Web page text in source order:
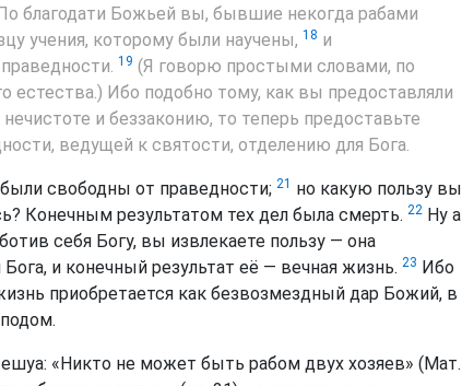
благодати Божьей вы, бывшие некогда рабами
учения, которому были научены, 18 и
19 (Я говорю простыми словами, по
естества.) Ибо подобно тому, как вы предоставляли
и беззаконию, то теперь предоставьте
ведущей к святости, отделению для Бога.
свободны от праведности; 21 но какую пользу вы
Конечным результатом тех дел была смерть. 22 Ну а
себя Богу, вы извлекаете пользу — она
и конечный результат её — вечная жизнь. 23 Ибо
приобретается как безвозмездный дар Божий, в
«Никто не может быть рабом двух хозяев» (Мат.